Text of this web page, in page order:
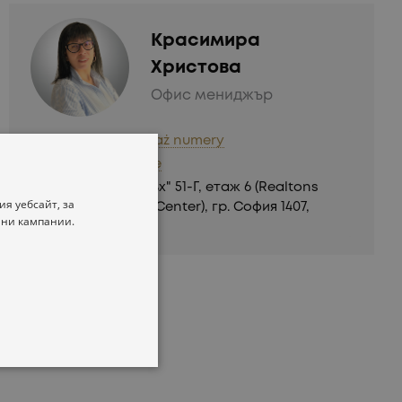
Красимира
Христова
Офис мениджър
pokaż numery
Wyślij zapytanie
бул. "Черни връх" 51-Г, етаж 6 (Realtons
Place Business Center), гр. София 1407,
България
уебсайт, за
кампании.